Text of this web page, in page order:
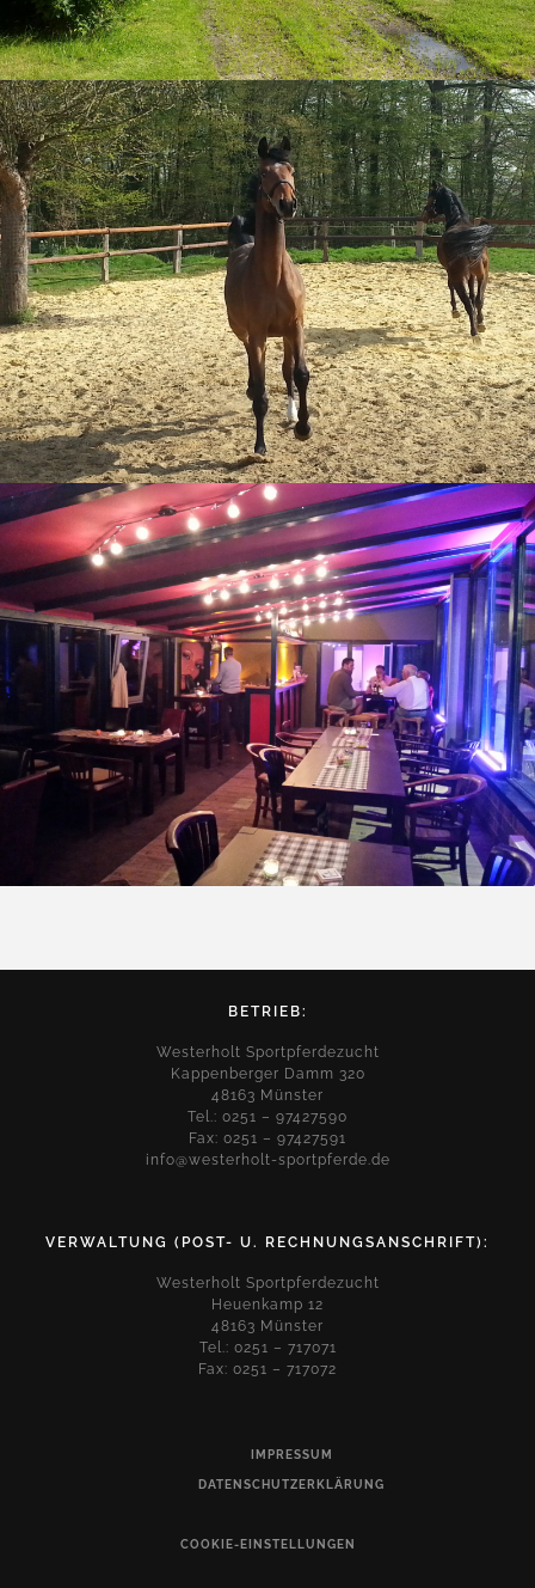
BETRIEB:
Westerholt Sportpferdezucht
Kappenberger Damm 320
48163 Münster
Tel.: 0251 – 97427590
Fax: 0251 – 97427591
info@westerholt-sportpferde.de
VERWALTUNG (POST- U. RECHNUNGSANSCHRIFT):
Westerholt Sportpferdezucht
Heuenkamp 12
48163 Münster
Tel.: 0251 – 717071
Fax: 0251 – 717072
IMPRESSUM
DATENSCHUTZERKLÄRUNG
COOKIE-EINSTELLUNGEN